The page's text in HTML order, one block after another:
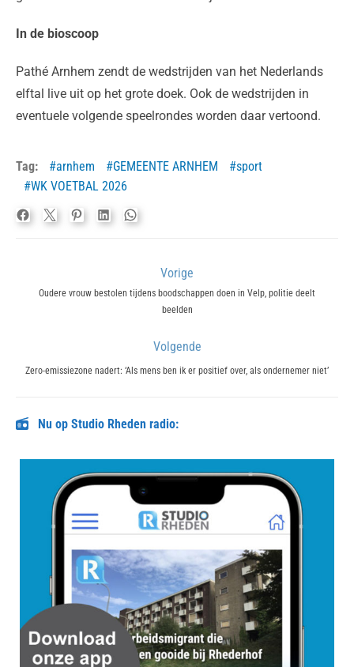
In de bioscoop
Pathé Arnhem zendt de wedstrijden van het Nederlands
elftal live uit op het grote doek. Ook de wedstrijden in
eventuele volgende speelrondes worden daar vertoond.
Tag: arnhem GEMEENTE ARNHEM
sport
WK VOETBAL 2026
navigatie
Vorige
Previous
Oudere vrouw bestolen tijdens boodschappen doen in Velp, politie deelt
beelden
Volgende
Next
Zero-emissiezone nadert: ‘Als mens ben ik er positief over, als ondernemer niet’
Nu op Studio Rheden radio: